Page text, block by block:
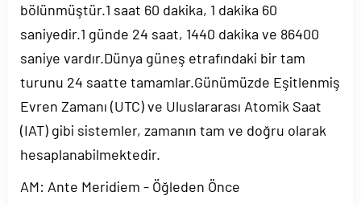
bölünmüştür.1 saat 60 dakika, 1 dakika 60
saniyedir.1 günde 24 saat, 1440 dakika ve 86400
saniye vardır.Dünya güneş etrafındaki bir tam
turunu 24 saatte tamamlar.Günümüzde Eşitlenmiş
Evren Zamanı (UTC) ve Uluslararası Atomik Saat
(IAT) gibi sistemler, zamanın tam ve doğru olarak
hesaplanabilmektedir.
AM: Ante Meridiem - Öğleden Önce